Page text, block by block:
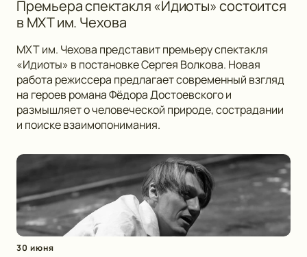
Премьера спектакля «Идиоты» состоится
в МХТ им. Чехова
МХТ им. Чехова представит премьеру спектакля
«Идиоты» в постановке Сергея Волкова. Новая
работа режиссера предлагает современный взгляд
на героев романа Фёдора Достоевского и
размышляет о человеческой природе, сострадании
и поиске взаимопонимания.
30 июня